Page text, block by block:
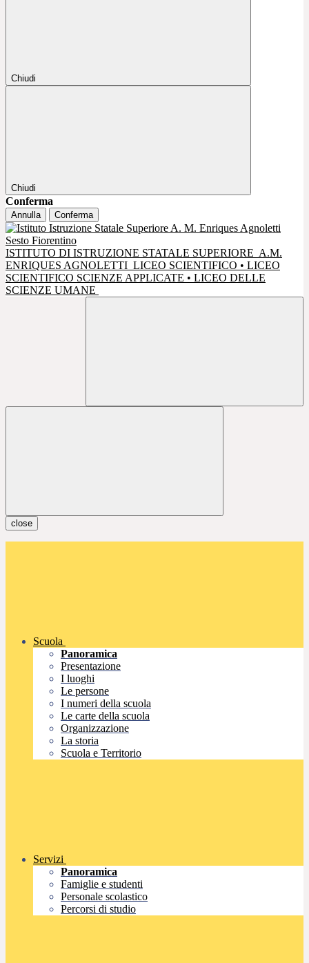
Chiudi
Chiudi
Conferma
Annulla Conferma
ISTITUTO DI ISTRUZIONE STATALE SUPERIORE A.M.
ENRIQUES AGNOLETTI LICEO SCIENTIFICO • LICEO
SCIENTIFICO SCIENZE APPLICATE • LICEO DELLE
SCIENZE UMANE
close
Scuola
Panoramica
Presentazione
I luoghi
Le persone
I numeri della scuola
Le carte della scuola
Organizzazione
La storia
Scuola e Territorio
Servizi
Panoramica
Famiglie e studenti
Personale scolastico
Percorsi di studio